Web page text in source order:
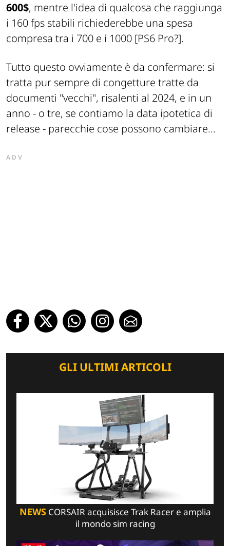
600$, mentre l'idea di qualcosa che raggiunga
i 160 fps stabili richiederebbe una spesa
compresa tra i 700 e i 1000 [PS6 Pro?].
Tutto questo ovviamente è da confermare: si
tratta pur sempre di congetture tratte da
documenti "vecchi", risalenti al 2024, e in un
anno - o tre, se contiamo la data ipotetica di
release - parecchie cose possono cambiare...
ADV
GLI ULTIMI ARTICOLI
NEWSCORSAIR acquisisce Trak Racer e amplia
il mondo sim racing